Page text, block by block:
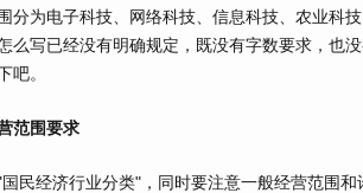
为电子科技、网络科技、信息科技、农业科
么写已经没有明确规定，既没有字数要求，也
吧。
范围要求
经济行业分类"，同时要注意一般经营范围和